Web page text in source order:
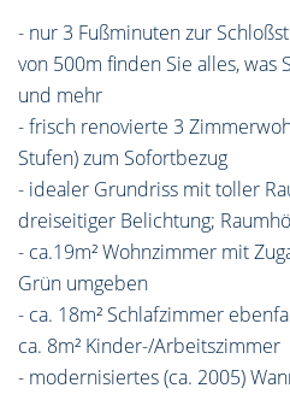
- nur 3 Fußminuten zur
von 500m finden Sie alles, was
und mehr
- frisch renovierte 3
Stufen) zum Sofortbezug
- idealer Grundriss mit toller
dreiseitiger Belichtung;
- ca.19m² Wohnzimmer mit
Grün umgeben
- ca. 18m² Schlafzimmer
ca. 8m² Kinder-/Arbeitszimmer
- modernisiertes (ca. 2005)